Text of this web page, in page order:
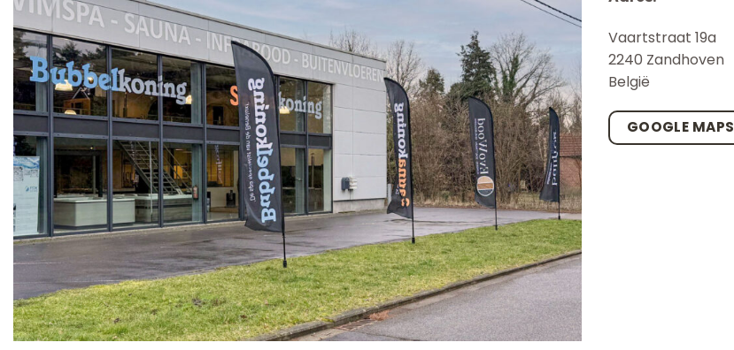
Vaartstraat 19a
2240 Zandhoven
België
GOOGLE MAPS